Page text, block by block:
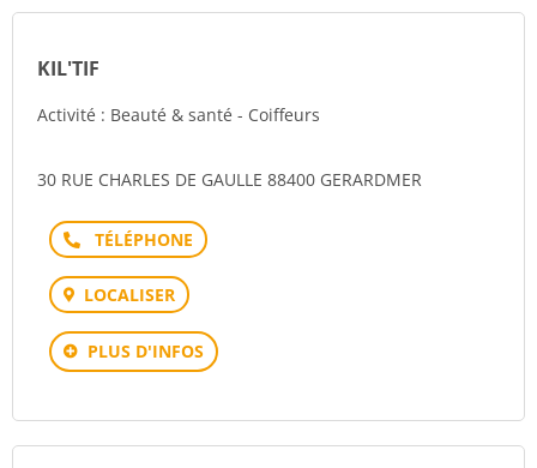
KIL'TIF
Activité : Beauté & santé - Coiffeurs
30 RUE CHARLES DE GAULLE 88400 GERARDMER
Téléphone
LOCALISER
PLUS D'INFOS